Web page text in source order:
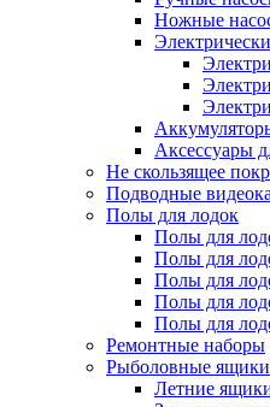
Ножные
Аксессуары
Не скользящее
Подводные
Полы для лодок
Полы для
Полы для
Полы для
Полы для
Полы для
Ремонтные наборы
Рыболовные ящики
Летние